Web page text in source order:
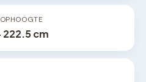
222.5 cm